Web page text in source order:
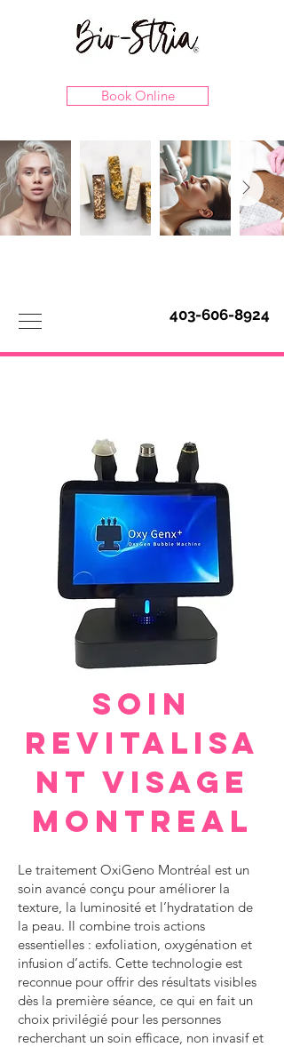
Book Online
403-606-8924
Soin
REVITALISA
NT Visage
Montreal
Le traitement OxiGeno Montréal est un
soin avancé conçu pour améliorer la
texture, la luminosité et l’hydratation de
la peau. Il combine trois actions
essentielles : exfoliation, oxygénation et
infusion d’actifs. Cette technologie est
reconnue pour offrir des résultats visibles
dès la première séance, ce qui en fait un
choix privilégié pour les personnes
recherchant un soin efficace, non invasif et